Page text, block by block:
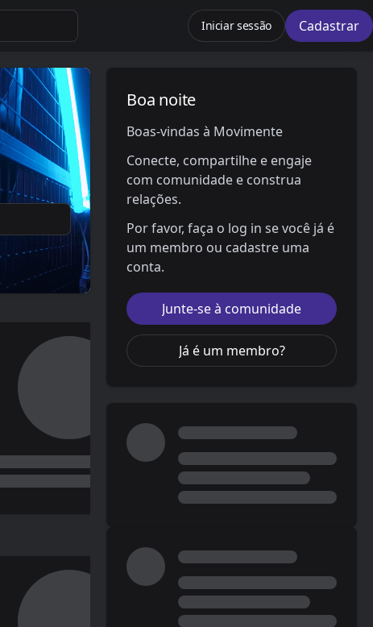
Cadastrar
Iniciar sessão
Boa noite 👋
Boas-vindas à Movimente
Conecte, compartilhe e engaje
com comunidade e construa
relações.
Por favor, faça o log in se você já é
um membro ou cadastre uma
conta.
Junte-se à comunidade
Já é um membro?